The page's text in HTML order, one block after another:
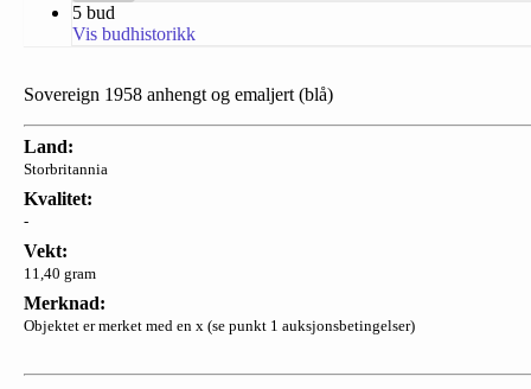
5 bud
Vis budhistorikk
Sovereign 1958 anhengt og emaljert (blå)
Land:
Storbritannia
Kvalitet:
-
Vekt:
11,40 gram
Merknad:
Objektet er merket med en x (se punkt 1 auksjonsbetingelser)